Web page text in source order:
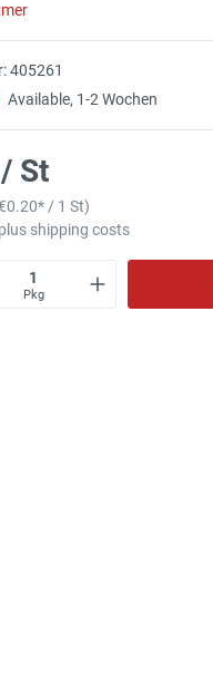
405261
Available, 1-2 Wochen
St
* / 1 St)
shipping costs
Pkg